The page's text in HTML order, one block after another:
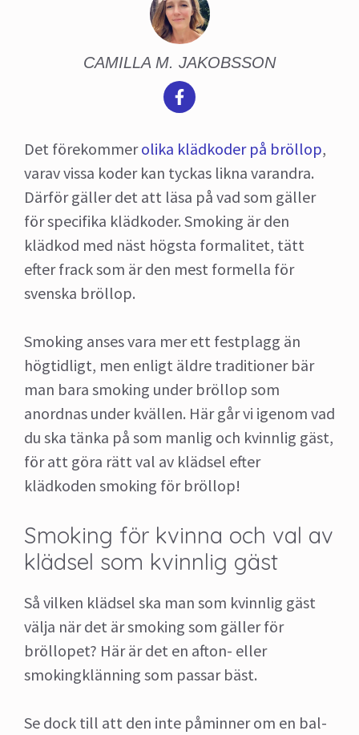
CAMILLA M. JAKOBSSON
Det förekommerolika klädkoder på bröllop,
varav vissa koder kan tyckas likna varandra.
Därför gäller det att läsa på vad som gäller
för specifika klädkoder. Smoking är den
klädkod med näst högsta formalitet, tätt
efter frack som är den mest formella för
svenska bröllop.
Smoking anses vara mer ett festplagg än
högtidligt, men enligt äldre traditioner bär
man bara smoking under bröllop som
anordnas under kvällen. Här går vi igenom vad
du ska tänka på som manlig och kvinnlig gäst,
för att göra rätt val av klädsel efter
klädkoden smoking för bröllop!
Smoking för kvinna och val av
klädsel som kvinnlig gäst
Så vilken klädsel ska man som kvinnlig gäst
välja när det är smoking som gäller för
bröllopet? Här är det en afton- eller
smokingklänning som passar bäst.
Se dock till att den inte påminner om en bal-